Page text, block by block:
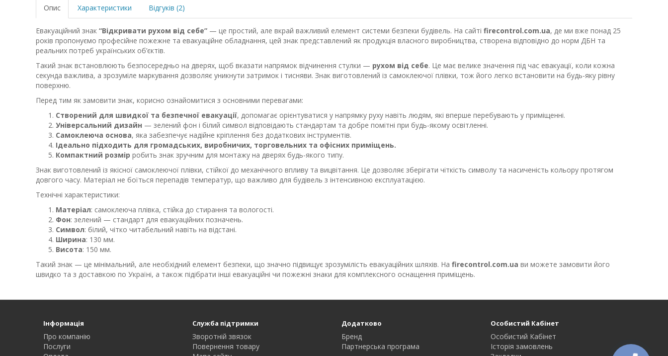
Опис Характеристики Відгуків (2)
Евакуаційний знак “Відкривати рухом від себе” — це простий, але вкрай важливий елемент системи безпеки будівель. На сайті firecontrol.com.ua, де ми вже понад 25
років пропонуємо професійне пожежне та евакуаційне обладнання, цей знак представлений як продукція власного виробництва, створена відповідно до норм ДБН та
реальних потреб українських об’єктів.
Такий знак встановлюють безпосередньо на дверях, щоб вказати напрямок відчинення стулки — рухом від себе. Це має велике значення під час евакуації, коли кожна
секунда важлива, а зрозуміле маркування дозволяє уникнути затримок і тисняви. Знак виготовлений із самоклеючої плівки, тож його легко встановити на будь-яку рівну
поверхню.
Перед тим як замовити знак, корисно ознайомитися з основними перевагами:
Створений для швидкої та безпечної евакуації, допомагає орієнтуватися у напрямку руху навіть людям, які вперше перебувають у приміщенні.
Універсальний дизайн — зелений фон і білий символ відповідають стандартам та добре помітні при будь-якому освітленні.
Самоклеюча основа, яка забезпечує надійне кріплення без додаткових інструментів.
Ідеально підходить для громадських, виробничих, торговельних та офісних приміщень.
Компактний розмір робить знак зручним для монтажу на дверях будь-якого типу.
Знак виготовлений із якісної самоклеючої плівки, стійкої до механічного впливу та вицвітання. Це дозволяє зберігати чіткість символу та насиченість кольору протягом
довгого часу. Матеріал не боїться перепадів температур, що важливо для будівель з інтенсивною експлуатацією.
Технічні характеристики:
Матеріал: самоклеюча плівка, стійка до стирання та вологості.
Фон: зелений — стандарт для евакуаційних позначень.
Символ: білий, чітко читабельний навіть на відстані.
Ширина: 130 мм.
Висота: 150 мм.
Такий знак — це мінімальний, але необхідний елемент безпеки, що значно підвищує зрозумілість евакуаційних шляхів. На firecontrol.com.ua ви можете замовити його
швидко та з доставкою по Україні, а також підібрати інші евакуаційні чи пожежні знаки для комплексного оснащення приміщень.
Інформація
Про компанію
Послуги
Служба підтримки
Зворотній звязок
Повернення товару
Додатково
Бренд
Партнерська програма
Особистий Кабінет
Особистий Кабінет
Історія замовлень